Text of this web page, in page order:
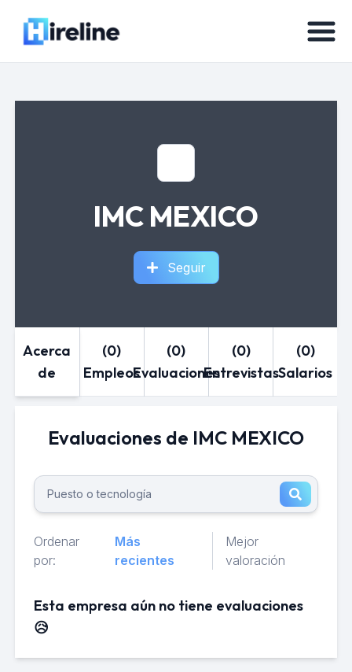
IMC MEXICO
Seguir
Acerca
de
(0)
Empleos
(0)
Evaluaciones
(0)
Entrevistas
(0)
Salarios
Evaluaciones de IMC MEXICO
Ordenar
por:
Más
recientes
Mejor
valoración
Esta empresa aún no tiene evaluaciones
😥